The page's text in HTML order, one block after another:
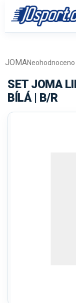
obsah
Průměrné
produktu
je
0,0
Neohodnoceno
JOMA
SET JOMA
BÍLÁ | B/R